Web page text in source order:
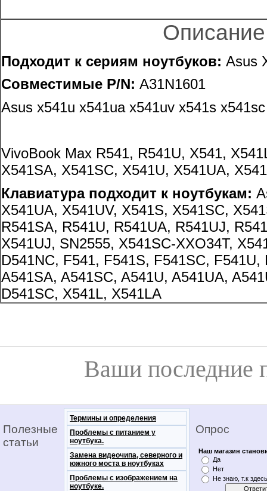
Подходит к сериям ноутбуков: Asus
Совместимые P/N: A31N1601
Asus x541u x541ua x541uv x541s
VivoBook Max R541, R541U, X541,
X541SA, X541SC, X541U, X541UA,
Клавиатура подходит к ноутбукам:
X541UA, X541UV, X541S, X541SC,
R541SA, R541U, R541UA, R541UJ,
X541UJ, SN2555, X541SC-XXO34T,
D541NC, F541, F541S, F541SC,
A541SA, A541SC, A541U, A541UA,
D541SC, X541L, X541LA
Ваши последние
Полезные
статьи
Термины и определения
Проблемы с питанием у
ноутбука.
Замена видеочипа, северного и
южного моста в ноутбуках
Проблемы с изображением на
ноутбуке.
Опрос
Наш магазин
Да
Нет
Не знаю, т.к